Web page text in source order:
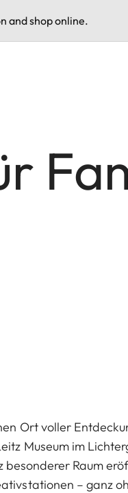
and shop online.
Ort voller
Museum im
Raum
– ganz